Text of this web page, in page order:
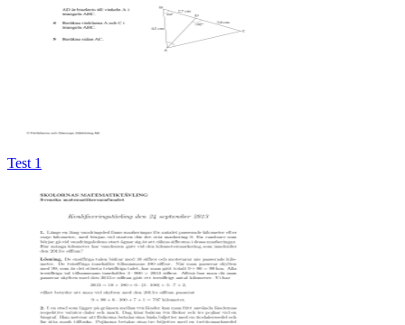
Test 1